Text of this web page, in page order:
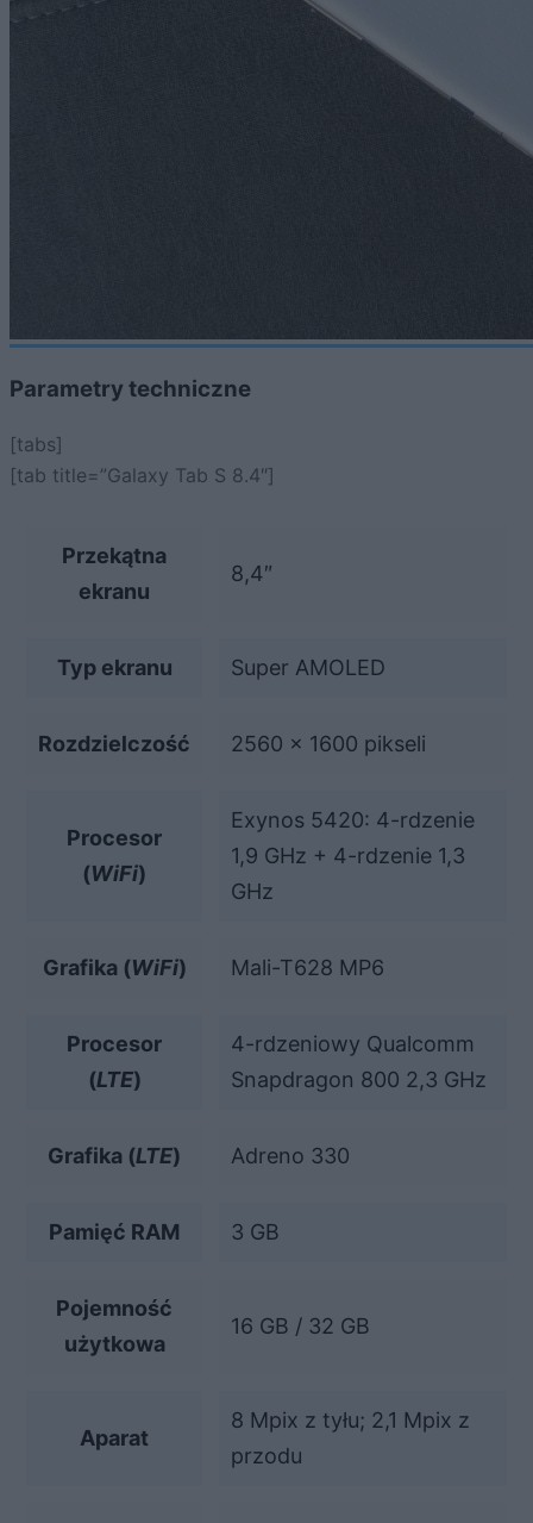
Parametry techniczne
[tabs]
[tab title=”Galaxy Tab S 8.4″]
Przekątna
ekranu
8,4″
Typ ekranu Super AMOLED
Rozdzielczość 2560 x 1600 pikseli
Procesor
(WiFi)
Exynos 5420: 4-rdzenie
1,9 GHz + 4-rdzenie 1,3
GHz
Grafika (WiFi) Mali-T628 MP6
Procesor
(LTE)
4-rdzeniowy Qualcomm
Snapdragon 800 2,3 GHz
Grafika (LTE) Adreno 330
Pamięć RAM 3 GB
Pojemność
użytkowa
16 GB / 32 GB
Aparat
8 Mpix z tyłu; 2,1 Mpix z
przodu